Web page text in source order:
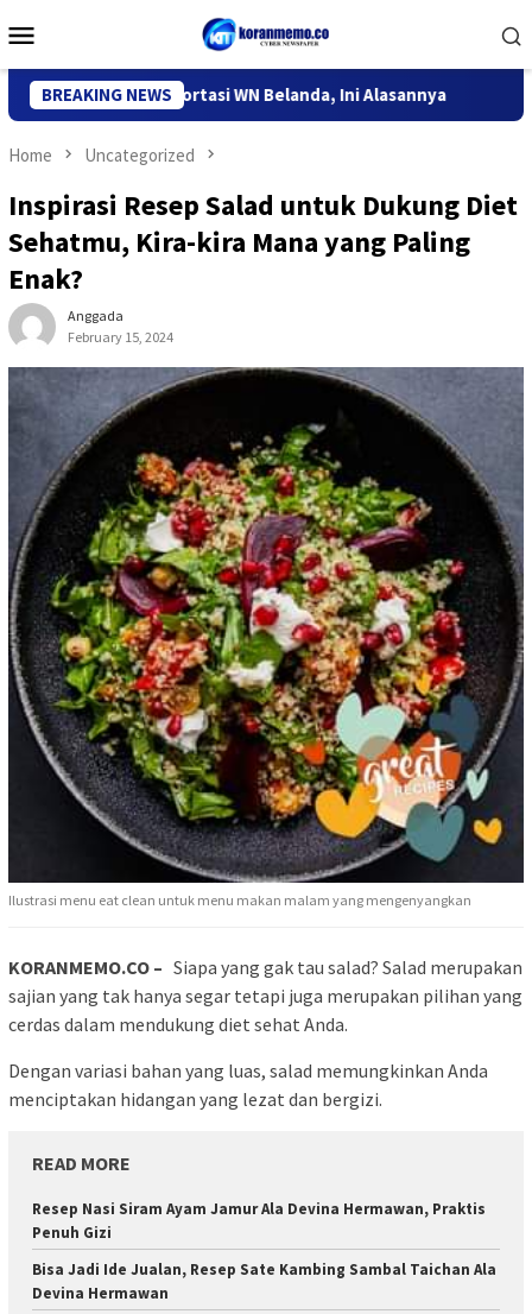
to
Menu
BREAKING NEWS
Deportasi WN Belanda, Ini Alasannya 9 Desa di 6
Home Uncategorized
Inspirasi Resep Salad untuk Dukung Diet
Sehatmu, Kira-kira Mana yang Paling
Enak?
Anggada
February 15, 2024
Ilustrasi menu eat clean untuk menu makan malam yang mengenyangkan
KORANMEMO.CO – Siapa yang gak tau salad? Salad merupakan
sajian yang tak hanya segar tetapi juga merupakan pilihan yang
cerdas dalam mendukung diet sehat Anda.
Dengan variasi bahan yang luas, salad memungkinkan Anda
menciptakan hidangan yang lezat dan bergizi.
READ MORE
Resep Nasi Siram Ayam Jamur Ala Devina Hermawan, Praktis
Penuh Gizi
Bisa Jadi Ide Jualan, Resep Sate Kambing Sambal Taichan Ala
Devina Hermawan